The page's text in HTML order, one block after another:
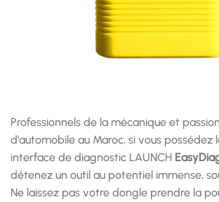
Professionnels de la mécanique et
d’automobile au Maroc, si vous possédez
interface de diagnostic LAUNCH
détenez un outil au potentiel immense,
Ne laissez pas votre dongle prendre la